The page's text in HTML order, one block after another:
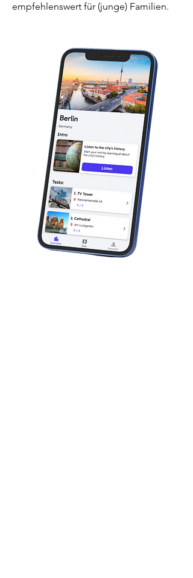
empfehlenswert für (junge) Familien.